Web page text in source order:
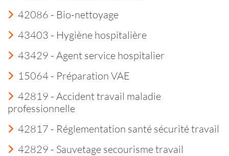
42086 - Bio-nettoyage
43403 - Hygiène hospitalière
43429 - Agent service hospitalier
15064 - Préparation VAE
42819 - Accident travail maladie
professionnelle
42817 - Réglementation santé sécurité travail
42829 - Sauvetage secourisme travail